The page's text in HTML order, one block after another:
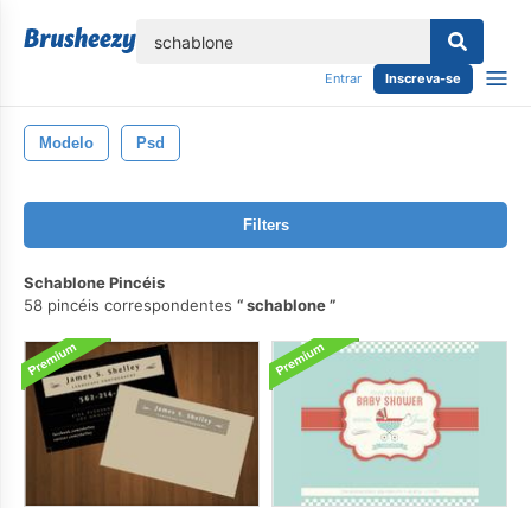
Entrar Inscreva-se
Modelo Psd
Filters
Schablone Pincéis
58 pincéis correspondentes
schablone